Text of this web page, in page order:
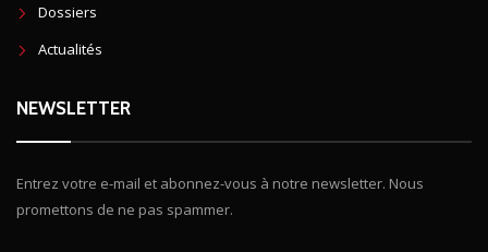
Dossiers
Actualités
NEWSLETTER
Entrez votre e-mail et abonnez-vous à notre newsletter. Nous
promettons de ne pas spammer.